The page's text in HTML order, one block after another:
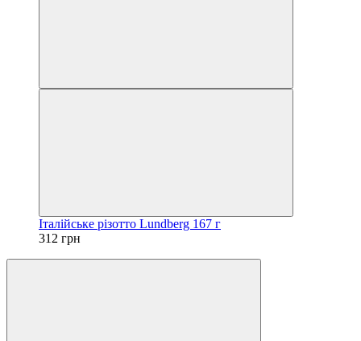
Італійське різотто Lundberg 167 г
312 грн